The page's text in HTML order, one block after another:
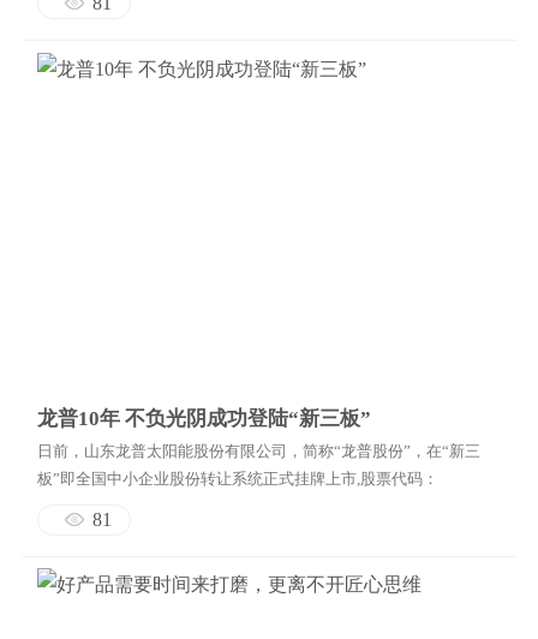
龙普10年 不负光阴成功登陆“新三板”
日前，山东龙普太阳能股份有限公司，简称“龙普股份”，在“新三
板”即全国中小企业股份转让系统正式挂牌上市,股票代码：
81